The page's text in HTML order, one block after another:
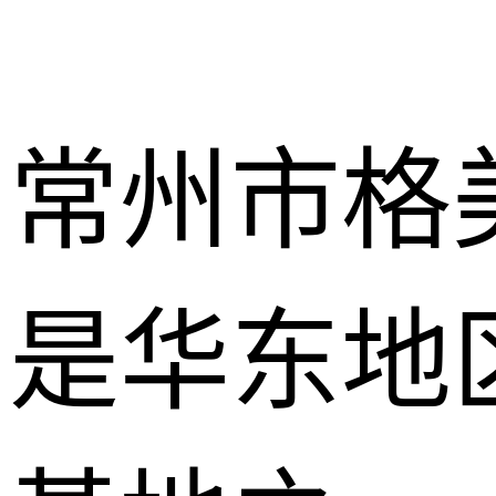
常州市格
是华东地